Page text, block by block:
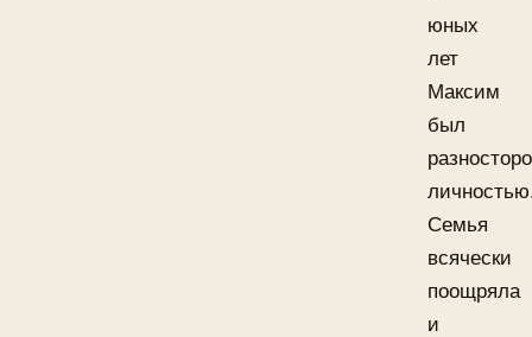
юных
лет
Максим
был
Семья
всячески
поощряла
и